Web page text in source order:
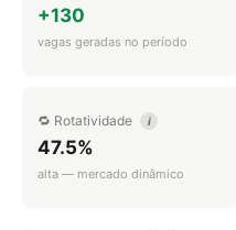
+130
vagas geradas no período
🔁 Rotatividade i
47.5%
alta — mercado dinâmico